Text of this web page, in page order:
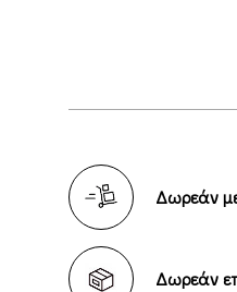
Δωρεάν
Δωρεάν